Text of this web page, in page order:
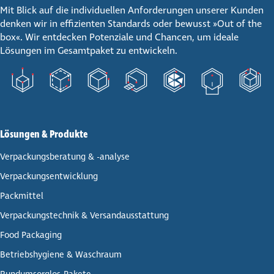
Mit Blick auf die individuellen Anforderungen unserer Kunden
denken wir in effizienten Standards oder bewusst »Out of the
box«. Wir entdecken Potenziale und Chancen, um ideale
Lösungen im Gesamtpaket zu entwickeln.
Lösungen & Produkte
Ver­pa­ckungs­be­ra­tung & -analyse
Ver­pa­ckungs­ent­wick­lung
Pack­mit­tel
Ver­pa­ckungs­tech­nik & Ver­sand­aus­stat­tung
Food Packaging
Betriebs­hy­giene & Waschraum